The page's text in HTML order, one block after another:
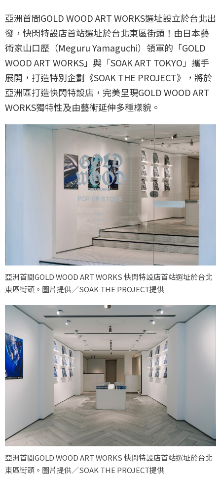
亞洲首間GOLD WOOD ART WORKS選址設立於台北出
發，快閃特設店首站選址於台北東區街頭！由日本藝
術家山口歷（Meguru Yamaguchi）領軍的「GOLD
WOOD ART WORKS」與「SOAK ART TOKYO」攜手
展開，打造特別企劃《SOAK THE PROJECT》，將於
亞洲區打造快閃特設店，完美呈現GOLD WOOD ART
WORKS獨特性及由藝術延伸多種樣貌。
亞洲首間GOLD WOOD ART WORKS 快閃特設店首站選址於台北
東區街頭。圖片提供／SOAK THE PROJECT提供
亞洲首間GOLD WOOD ART WORKS 快閃特設店首站選址於台北
東區街頭。圖片提供／SOAK THE PROJECT提供